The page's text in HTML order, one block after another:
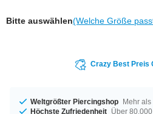
Bitte auswählen(Welche Größe
Crazy Best Preis
Weltgrößter Piercingshop Mehr
Höchste Zufriedenheit Über